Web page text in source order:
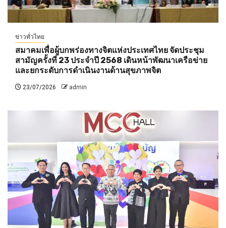
ข่าวทั่วไทย
สมาคมเพื่อผู้บกพร่องทางจิตแห่งประเทศไทย จัดประชุม
สามัญครั้งที่ 23 ประจำปี 2568 เดินหน้าพัฒนาเครือข่าย
และยกระดับการดำเนินงานด้านสุขภาพจิต
23/07/2026 admin